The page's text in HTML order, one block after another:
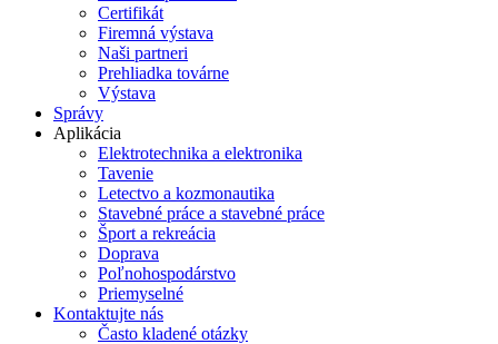
Certifikát
Firemná výstava
Naši partneri
Prehliadka továrne
Výstava
Správy
Aplikácia
Elektrotechnika a elektronika
Tavenie
Letectvo a kozmonautika
Stavebné práce a stavebné práce
Šport a rekreácia
Doprava
Poľnohospodárstvo
Priemyselné
Kontaktujte nás
Často kladené otázky